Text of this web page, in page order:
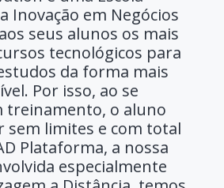
Inovação em Negócios
seus alunos os mais
tecnológicos para
da forma mais
Por isso, ao se
treinamento, o aluno
sem limites e com total
Plataforma, a nossa
especialmente